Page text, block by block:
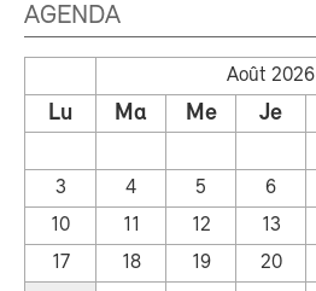
AGENDA
Août 2026
Lu Ma Me Je
3
4 5 6
10
11 12 13
17
18 19 20